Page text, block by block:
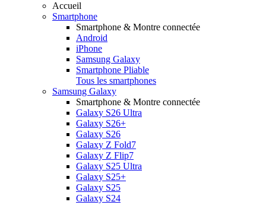
Accueil
Smartphone
Smartphone & Montre connectée
Android
iPhone
Samsung Galaxy
Smartphone Pliable
Tous les smartphones
Samsung Galaxy
Smartphone & Montre connectée
Galaxy S26 Ultra
Galaxy S26+
Galaxy S26
Galaxy Z Fold7
Galaxy Z Flip7
Galaxy S25 Ultra
Galaxy S25+
Galaxy S25
Galaxy S24